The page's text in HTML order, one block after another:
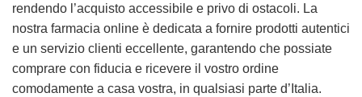
rendendo l’acquisto accessibile e privo di ostacoli. La
nostra farmacia online è dedicata a fornire prodotti autentici
e un servizio clienti eccellente, garantendo che possiate
comprare con fiducia e ricevere il vostro ordine
comodamente a casa vostra, in qualsiasi parte d’Italia.